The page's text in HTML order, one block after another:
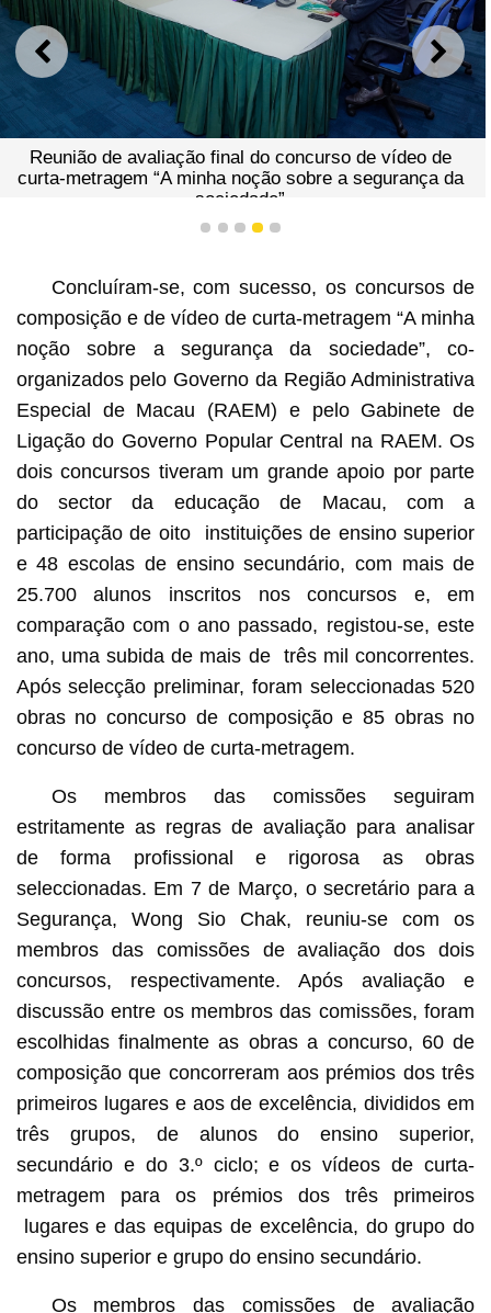
ANTERIOR
Reunião de avaliação final do concurso de vídeo de
curta-metragem “A minha noção sobre a segurança da
sociedade”
1 2 3 4 5
Concluíram-se, com sucesso, os concursos de
composição e de vídeo de curta-metragem “A minha
noção sobre a segurança da sociedade”, co-
organizados pelo Governo da Região Administrativa
Especial de Macau (RAEM) e pelo Gabinete de
Ligação do Governo Popular Central na RAEM. Os
dois concursos tiveram um grande apoio por parte
do sector da educação de Macau, com a
participação de oito instituições de ensino superior
e 48 escolas de ensino secundário, com mais de
25.700 alunos inscritos nos concursos e, em
comparação com o ano passado, registou-se, este
ano, uma subida de mais de três mil concorrentes.
Após selecção preliminar, foram seleccionadas 520
obras no concurso de composição e 85 obras no
concurso de vídeo de curta-metragem.
Os membros das comissões seguiram
estritamente as regras de avaliação para analisar
de forma profissional e rigorosa as obras
seleccionadas. Em 7 de Março, o secretário para a
Segurança, Wong Sio Chak, reuniu-se com os
membros das comissões de avaliação dos dois
concursos, respectivamente. Após avaliação e
discussão entre os membros das comissões, foram
escolhidas finalmente as obras a concurso, 60 de
composição que concorreram aos prémios dos três
primeiros lugares e aos de excelência, divididos em
três grupos, de alunos do ensino superior,
secundário e do 3.º ciclo; e os vídeos de curta-
metragem para os prémios dos três primeiros
lugares e das equipas de excelência, do grupo do
ensino superior e grupo do ensino secundário.
Os membros das comissões de avaliação